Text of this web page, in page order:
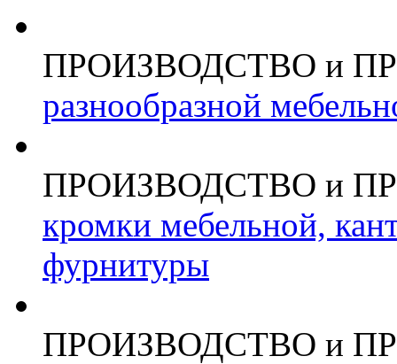
ПРОИЗВОДСТВО и
разнообразной
ПРОИЗВОДСТВО и
кромки мебельной,
фурнитуры
ПРОИЗВОДСТВО и